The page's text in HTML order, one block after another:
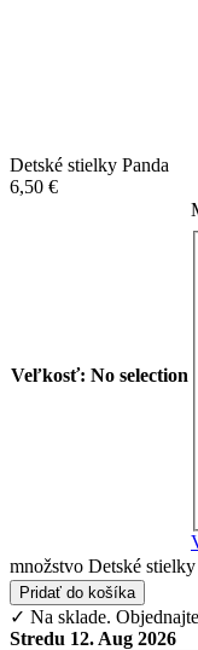
Detské stielky Panda
6,50 €
Veľkosť: No selection
množstvo Detské stielky
Pridať do košíka
✓ Na sklade.
Stredu 12. Aug 2026